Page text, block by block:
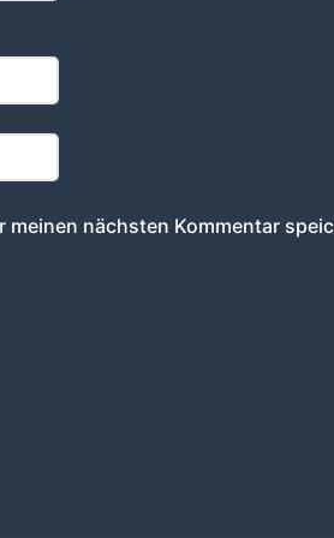
meinen nächsten Kommentar